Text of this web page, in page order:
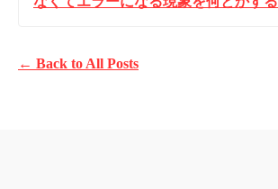
← Back to All Posts